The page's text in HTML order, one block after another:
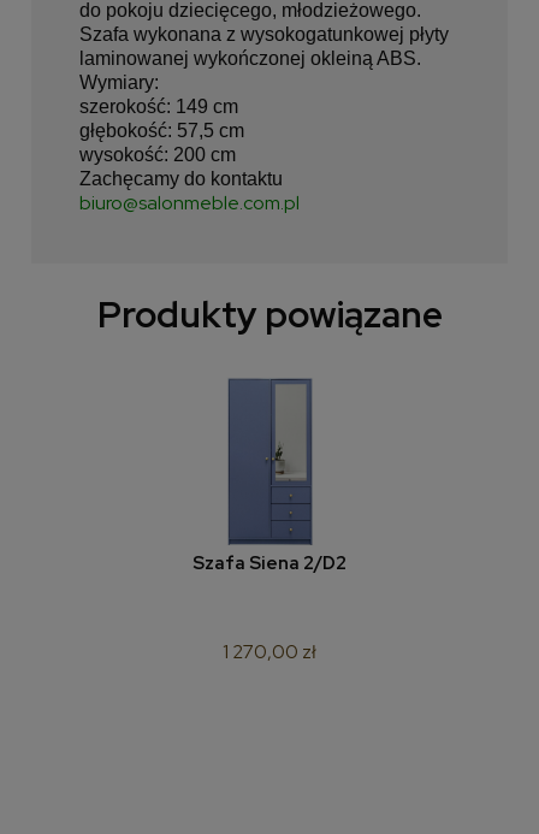
do pokoju dziecięcego, młodzieżowego.
Szafa wykonana z wysokogatunkowej płyty
laminowanej wykończonej okleiną ABS.
Wymiary:
szerokość: 149 cm
głębokość: 57,5 cm
wysokość: 200 cm
Zachęcamy do kontaktu
biuro@salonmeble.com.pl
Produkty powiązane
Szafa Siena 2/D2
1 270,00 zł